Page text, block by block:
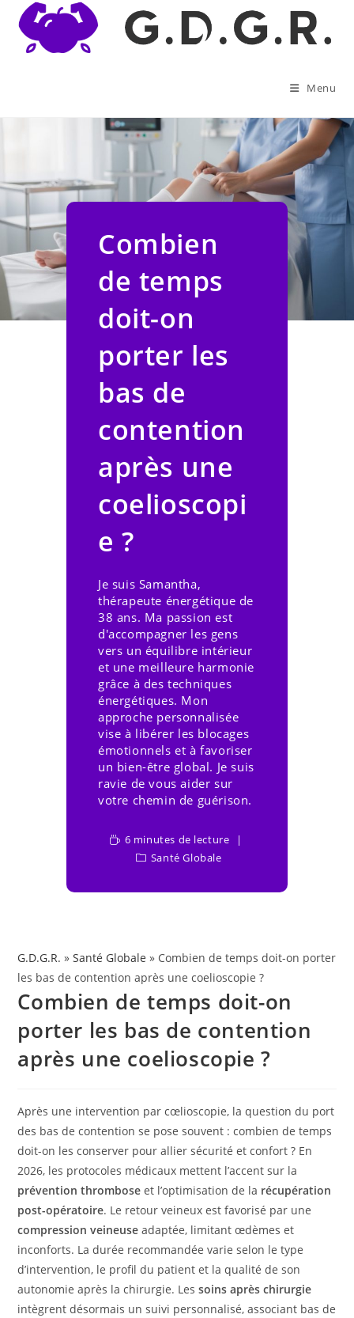
content
Menu
Combien
de temps
doit-on
porter les
bas de
contention
après une
coelioscopi
e ?
Je suis Samantha,
thérapeute énergétique de
38 ans. Ma passion est
d'accompagner les gens
vers un équilibre intérieur
et une meilleure harmonie
grâce à des techniques
énergétiques. Mon
approche personnalisée
vise à libérer les blocages
émotionnels et à favoriser
un bien-être global. Je suis
ravie de vous aider sur
votre chemin de guérison.
6 minutes de lecture
Santé Globale
G.D.G.R. »Santé Globale » Combien de temps doit-on porter
les bas de contention après une coelioscopie ?
Combien de temps doit-on
porter les bas de contention
après une coelioscopie ?
Après une intervention par cœlioscopie, la question du port
des bas de contention se pose souvent : combien de temps
doit-on les conserver pour allier sécurité et confort ? En
2026, les protocoles médicaux mettent l’accent sur la
prévention thrombose et l’optimisation de la récupération
post-opératoire. Le retour veineux est favorisé par une
compression veineuse adaptée, limitant œdèmes et
inconforts. La durée recommandée varie selon le type
d’intervention, le profil du patient et la qualité de son
autonomie après la chirurgie. Lessoins après chirurgie
intègrent désormais un suivi personnalisé, associant bas de